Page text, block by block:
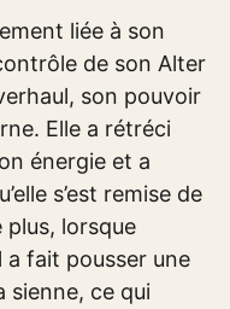
liée à son
de son Alter
son pouvoir
Elle a rétréci
énergie et a
s’est remise de
lorsque
a fait pousser une
sienne, ce qui